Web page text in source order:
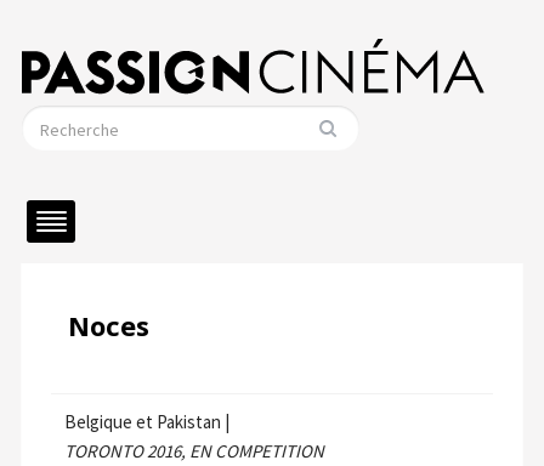
Noces
Belgique et Pakistan |
TORONTO 2016, EN COMPETITION